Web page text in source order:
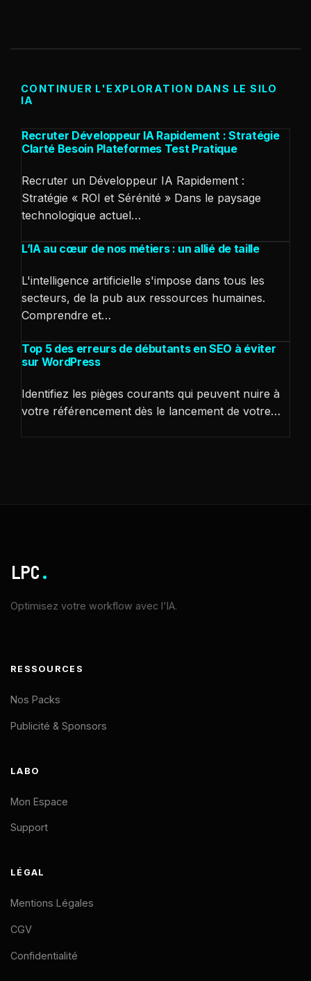
CONTINUER L'EXPLORATION DANS LE SILO
IA
Recruter Développeur IA Rapidement : Stratégie
Clarté Besoin Plateformes Test Pratique
Recruter un Développeur IA Rapidement :
Stratégie « ROI et Sérénité » Dans le paysage
technologique actuel…
L’IA au cœur de nos métiers : un allié de taille
L'intelligence artificielle s'impose dans tous les
secteurs, de la pub aux ressources humaines.
Comprendre et…
Top 5 des erreurs de débutants en SEO à éviter
sur WordPress
Identifiez les pièges courants qui peuvent nuire à
votre référencement dès le lancement de votre…
LPC.
Optimisez votre workflow avec l'IA.
RESSOURCES
Nos Packs
Publicité & Sponsors
LABO
Mon Espace
Support
LÉGAL
Mentions Légales
CGV
Confidentialité